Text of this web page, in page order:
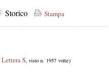
Storico Stampa
Lettera S, visto n. 1957 volte)